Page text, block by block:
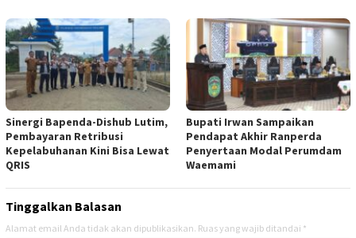
Sinergi Bapenda-Dishub Lutim,
Pembayaran Retribusi
Kepelabuhanan Kini Bisa Lewat
QRIS
Bupati Irwan Sampaikan
Pendapat Akhir Ranperda
Penyertaan Modal Perumdam
Waemami
Tinggalkan Balasan
Alamat email Anda tidak akan dipublikasikan. Ruas yang wajib ditandai *